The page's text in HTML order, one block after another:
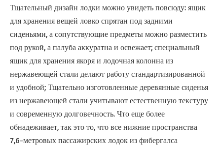
Тщательный дизайн лодки можно увидеть повсюду: ящик
для хранения вещей ловко спрятан под задними
сиденьями, а сопутствующие предметы можно разместить
под рукой, а палуба аккуратна и освежает; специальный
ящик для хранения якоря и лодочная колонна из
нержавеющей стали делают работу стандартизированной
и удобной; Тщательно изготовленные деревянные сиденья
из нержавеющей стали учитывают естественную текстуру
и современную долговечность. Что еще более
обнадеживает, так это то, что все нижние пространства
7,6-метровых пассажирских лодок из фибергалса